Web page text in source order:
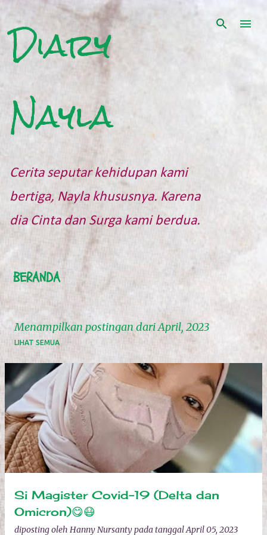
Langsung ke konten utama
Diary
Nayla
Cerita seputar kehidupan kami
bertiga, Nayla khususnya. Karena
dia Cinta dan Surga kami berdua.
BERANDA
Menampilkan postingan dari April, 2023
LIHAT SEMUA
P
s
t
i
n
g
a
n
Si Magister Covid-19 (Delta dan
Omicron)😋😷
diposting oleh Hanny Nursantypada tanggalApril 05, 2023